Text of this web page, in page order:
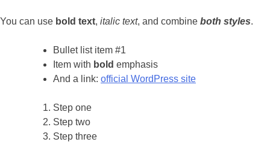
You can use bold text, italic text, and combine both styles.
Bullet list item #1
Item with bold emphasis
And a link: official WordPress site
Step one
Step two
Step three